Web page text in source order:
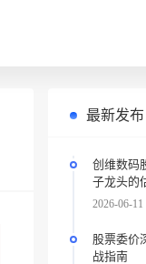
最新发布
创维数码
子龙头的
2026-06-11
股票委价
战指南